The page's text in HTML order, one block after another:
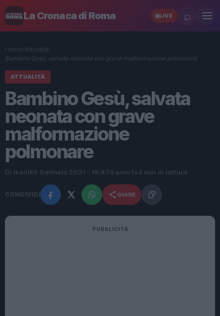
La Cronaca di Roma LIVE ⌕
Home› Attualità›
Bambino Gesù, salvata neonata con grave malformazione polmonare
ATTUALITÀ
Bambino Gesù, salvata
neonata con grave
malformazione
polmonare
Di Iksnik5 Gennaio 2021 - 19:476 anni fa3 min di lettura
CONDIVIDI SHARE
PUBBLICITÀ